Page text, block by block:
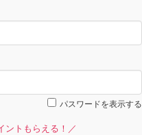
パスワードを表示する
ントもらえる！／